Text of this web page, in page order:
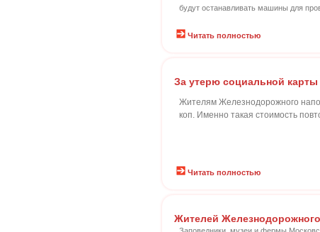
будут останавливать машины для
Читать полностью
За утерю социальной карты
Жителям Железнодорожного
коп. Именно такая стоимость
Читать полностью
Жителей